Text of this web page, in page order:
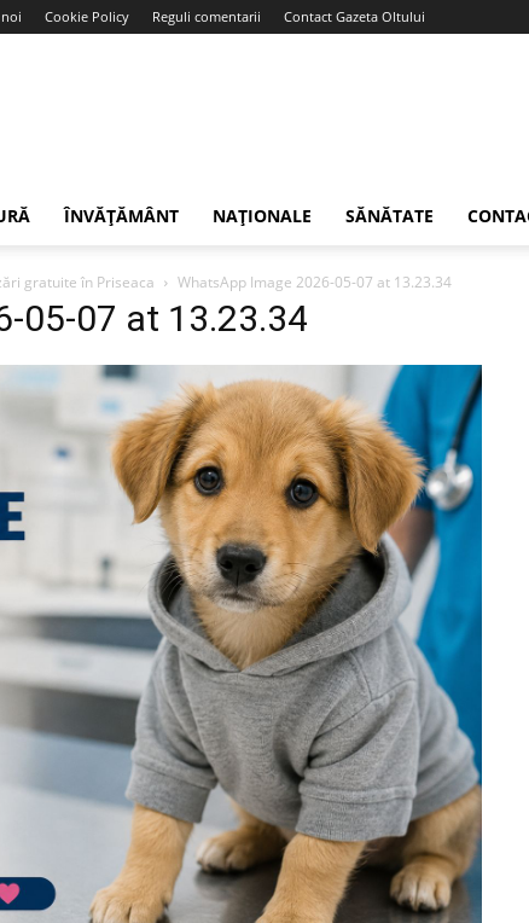
Cookie Policy Reguli comentarii Contact Gazeta Oltului
ÎNVĂȚĂMÂNT NAȚIONALE SĂNĂTATE
gratuite în Priseaca WhatsApp Image 2026-05-07 at 13.23.34
05-07 at 13.23.34